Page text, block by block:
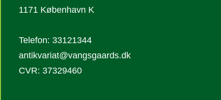
1171 København K
Telefon: 33121344
antikvariat@vangsgaards.dk
CVR: 37329460